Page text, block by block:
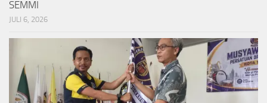
SEMMI
JULI 6, 2026